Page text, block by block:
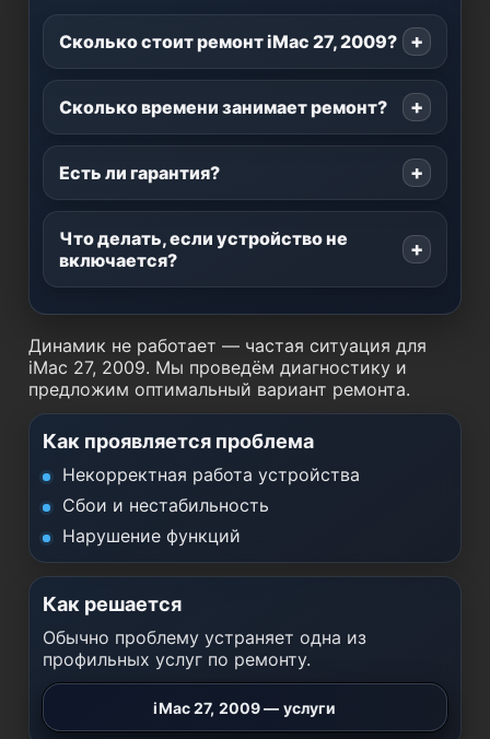
Сколько стоит ремонт iMac 27, 2009?
Сколько времени занимает ремонт?
Есть ли гарантия?
Что делать, если устройство не
включается?
Динамик не работает — частая ситуация для
iMac 27, 2009. Мы проведём диагностику и
предложим оптимальный вариант ремонта.
Как проявляется проблема
Некорректная работа устройства
Сбои и нестабильность
Нарушение функций
Как решается
Обычно проблему устраняет одна из
профильных услуг по ремонту.
iMac 27, 2009 — услуги